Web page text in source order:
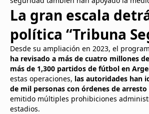
La gran escala
política “Tribuna
Desde su ampliación en 2023, el
ha revisado a más de cuatro millones
más de 1,300 partidos de fútbol en
estas operaciones, las autoridades han
de mil personas con órdenes de
emitido múltiples prohibiciones
estadios.